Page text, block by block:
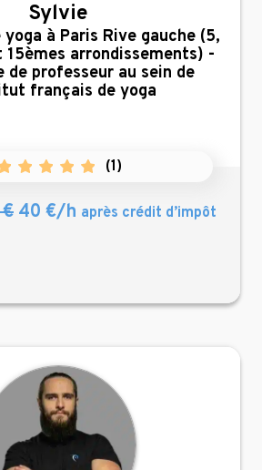
Sylvie
à Paris Rive gauche (5,
15èmes arrondissements) -
de professeur au sein de
français de yoga
(1)
40 €/h après crédit d’impôt